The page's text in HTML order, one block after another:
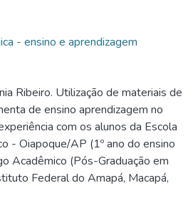
- ensino e aprendizagem
Ribeiro. Utilização de materiais de
de ensino aprendizagem no
com os alunos da Escola
- Oiapoque/AP (1º ano do ensino
Acadêmico (Pós-Graduação em
Federal do Amapá, Macapá,